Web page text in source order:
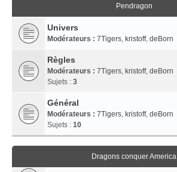
Pendragon
Univers
Modérateurs : 7Tigers, kristoff, deBorn
Règles
Modérateurs : 7Tigers, kristoff, deBorn
Sujets : 3
Général
Modérateurs : 7Tigers, kristoff, deBorn
Sujets : 10
Dragons conquer America